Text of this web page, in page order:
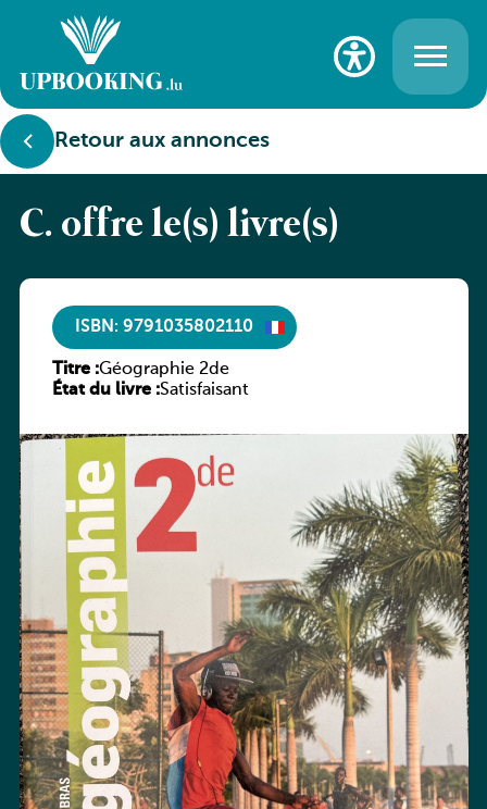
Retour aux annonces
C. offre le(s) livre(s)
ISBN: 9791035802110
Titre :Géographie 2de
État du livre :Satisfaisant